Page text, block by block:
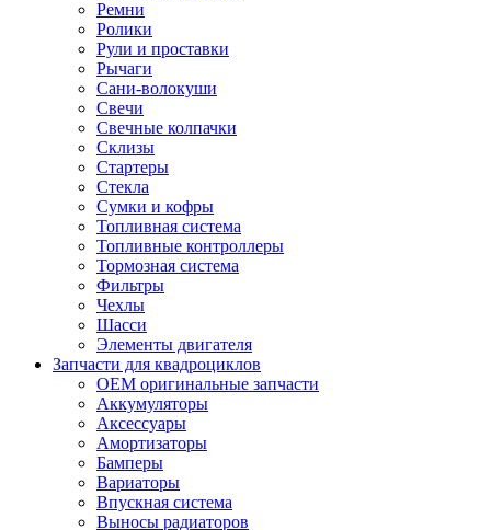
Ремни
Ролики
Рули и проставки
Рычаги
Сани-волокуши
Свечи
Свечные колпачки
Склизы
Стартеры
Стекла
Сумки и кофры
Топливная система
Топливные контроллеры
Тормозная система
Фильтры
Чехлы
Шасси
Элементы двигателя
Запчасти для квадроциклов
OEM оригинальные запчасти
Аккумуляторы
Аксессуары
Амортизаторы
Бамперы
Вариаторы
Впускная система
Выносы радиаторов